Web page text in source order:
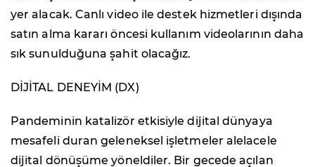
yer alacak. Canlı video ile destek hizmetleri dışında
satın alma kararı öncesi kullanım videolarının daha
sık sunulduğuna şahit olacağız.
DİJİTAL DENEYİM (DX)
Pandeminin katalizör etkisiyle dijital dünyaya
mesafeli duran geleneksel işletmeler alelacele
dijital dönüşüme yöneldiler. Bir gecede açılan